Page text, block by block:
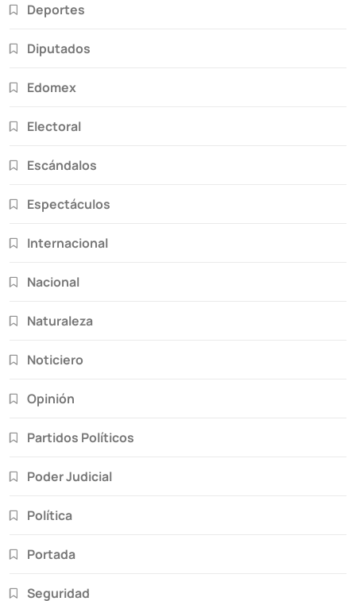
Deportes
Diputados
Edomex
Electoral
Escándalos
Espectáculos
Internacional
Nacional
Naturaleza
Noticiero
Opinión
Partidos Políticos
Poder Judicial
Política
Portada
Seguridad